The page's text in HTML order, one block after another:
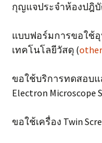
กุญแจประจำห้องปฎิบั
แบบฟอร์มการขอใช้
เทคโนโลยีวัสดุ (
ขอใช้บริการทดสอบแ
Electron Microscope
ขอใช้เครื่อง Twin